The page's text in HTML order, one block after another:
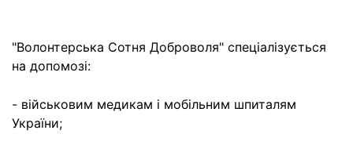
"Волонтерська Сотня Доброволя" спеціалізується
на допомозі:
- військовим медикам і мобільним шпиталям
України;